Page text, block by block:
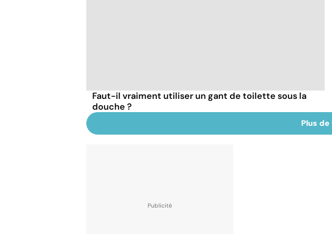
Faut-il vraiment utiliser un gant de toilette sous la
douche ?
Plus